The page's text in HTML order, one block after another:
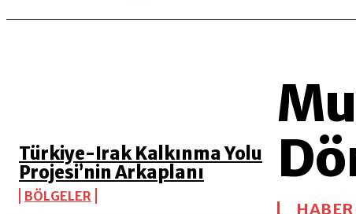
Türkiye-Irak Kalkınma Yolu
Projesi’nin Arkaplanı
BÖLGELER